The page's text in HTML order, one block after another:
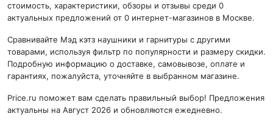
стоимость, характеристики, обзоры и отзывы среди 0
актуальных предложений от 0 интернет-магазинов в Москве.
Сравнивайте Мэд кэтз наушники и гарнитуры с другими
товарами, используя фильтр по популярности и размеру скидки.
Подробную информацию о доставке, самовывозе, оплате и
гарантиях, пожалуйста, уточняйте в выбранном магазине.
Price.ru поможет вам сделать правильный выбор! Предложения
актуальны на Август 2026 и обновляются ежедневно.